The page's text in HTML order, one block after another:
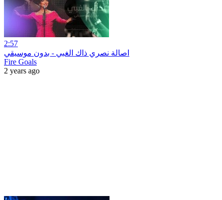
2:57
اصالة نصري ذاك الغبي - بدون موسيقي
Fire Goals
2 years ago